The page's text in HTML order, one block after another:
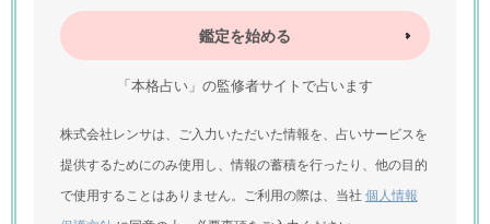
鑑定を始める
「本格占い」の監修者サイトで占います
株式会社レンサは、ご入力いただいた情報を、占いサービスを
提供するためにのみ使用し、情報の蓄積を行ったり、他の目的
で使用することはありません。ご利用の際は、当社 個人情報